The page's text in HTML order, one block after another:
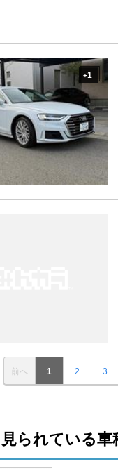
+1
前へ 1 2 3
られている車